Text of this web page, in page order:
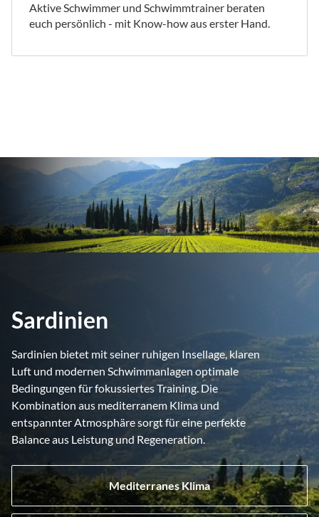
Aktive Schwimmer und Schwimmtrainer beraten
euch persönlich - mit Know-how aus erster Hand.
Sardinien
Sardinien bietet mit seiner ruhigen Insellage, klaren
Luft und modernen Schwimmanlagen optimale
Bedingungen für fokussiertes Training. Die
Kombination aus mediterranem Klima und
entspannter Atmosphäre sorgt für eine perfekte
Balance aus Leistung und Regeneration.
Mediterranes Klima